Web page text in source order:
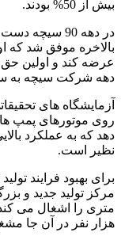
بیش از 50% بودند.
در دهه 90
بالاخره موفق شد که
عرضه کند و اولین حق
دهه شرکت سیچه به
روی موتورهای پمپ
دهد که به عملکرد
نظیر است.
برای بهبود فرایند
هزار نفر در آن جا